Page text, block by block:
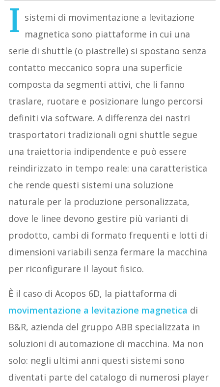
I sistemi di movimentazione a levitazione
magnetica sono piattaforme in cui una
serie di shuttle (o piastrelle) si spostano senza
contatto meccanico sopra una superficie
composta da segmenti attivi, che li fanno
traslare, ruotare e posizionare lungo percorsi
definiti via software. A differenza dei nastri
trasportatori tradizionali ogni shuttle segue
una traiettoria indipendente e può essere
reindirizzato in tempo reale: una caratteristica
che rende questi sistemi una soluzione
naturale per la produzione personalizzata,
dove le linee devono gestire più varianti di
prodotto, cambi di formato frequenti e lotti di
dimensioni variabili senza fermare la macchina
per riconfigurare il layout fisico.
È il caso di Acopos 6D, la piattaforma di
movimentazione a levitazione magnetica di
B&R, azienda del gruppo ABB specializzata in
soluzioni di automazione di macchina. Ma non
solo: negli ultimi anni questi sistemi sono
diventati parte del catalogo di numerosi player